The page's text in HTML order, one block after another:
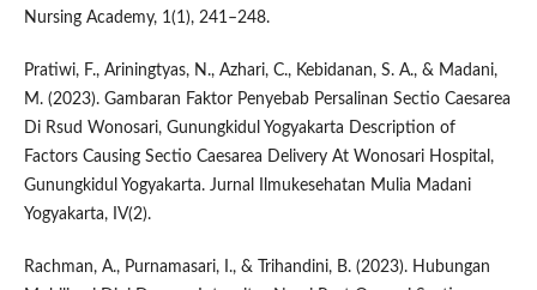
Nursing Academy, 1(1), 241–248.
Pratiwi, F., Ariningtyas, N., Azhari, C., Kebidanan, S. A., & Madani,
M. (2023). Gambaran Faktor Penyebab Persalinan Sectio Caesarea
Di Rsud Wonosari, Gunungkidul Yogyakarta Description of
Factors Causing Sectio Caesarea Delivery At Wonosari Hospital,
Gunungkidul Yogyakarta. Jurnal Ilmukesehatan Mulia Madani
Yogyakarta, IV(2).
Rachman, A., Purnamasari, I., & Trihandini, B. (2023). Hubungan